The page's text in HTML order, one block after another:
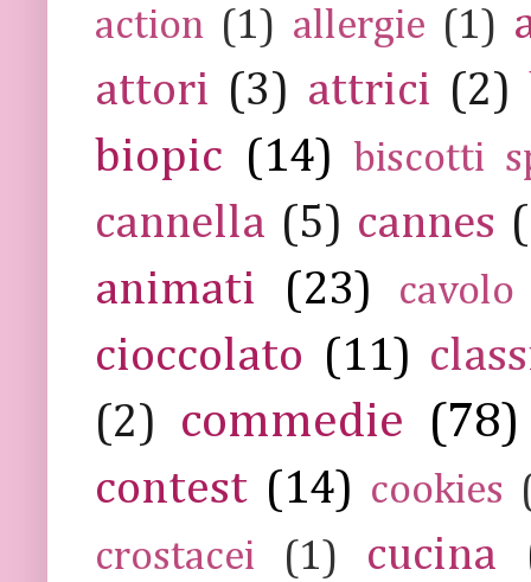
action (1) allergie (1)
attori (3) attrici (2)
biopic (14) biscotti
cannella (5) cannes
animati
(23) cavolo
cioccolato (11)
(2)
commedie (78)
contest (14) cookies
crostacei
(1) cucina